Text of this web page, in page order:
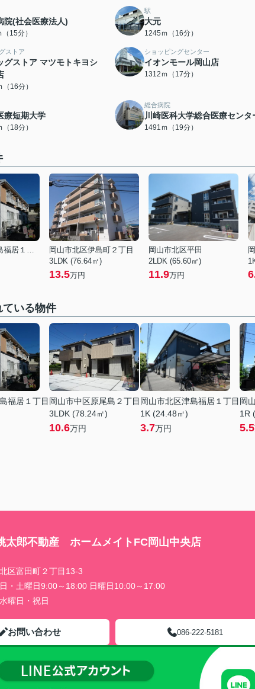
院(社会医療法人)
15分）
駅
大元
1245ｍ（16分）
ストア
グストア マツモトキヨシ
16分）
ショッピングセンター
イオンモール岡山店
1312ｍ（17分）
療短期大学
18分）
総合病院
川崎医科大学総合医療センタ
1491ｍ（19分）
岡山市北区津島福居１丁目
岡山市北区伊島町２丁目
3LDK (76.64㎡)
13.5万円
岡山市北区平田
2LDK (65.60㎡)
11.9万円
ている物件
福居１丁目 岡山市中区原尾島２丁目
3LDK (78.24㎡)
10.6万円
岡山市北区津島福居１丁目
1K (24.48㎡)
3.7万円
岡
1R
5.5
太郎不動産 ホームメイトFC岡山中央店
区富田町２丁目13-3
・土曜日9:00～18:00 日曜日10:00～17:00
曜日・祝日
お問い合わせ 086-222-5181